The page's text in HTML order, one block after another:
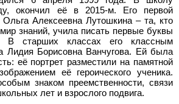
окончил её в 2015-м. Его первой
Ольга Алексеевна Лутошкина – та, кто
знаний, учила писать первые буквы
старших классах его классным
Лидия Борисовна Ванчугова. Ей была
её портрет разместили на памятной
её героического ученика.
знаком преемственности, связи
лет и взрослого подвига.